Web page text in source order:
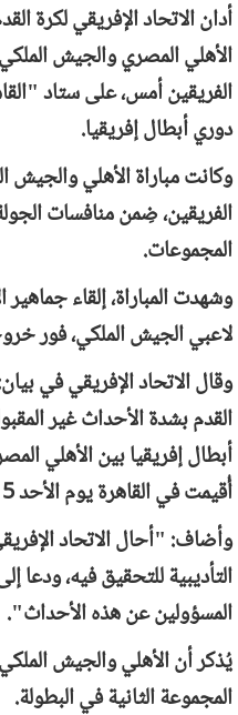
أدان الاتحاد الإفريقي لكرة
الأهلي المصري والجيش
الفريقين أمس، على ستاد
دوري أبطال إفريقيا.
وكانت مباراة الأهلي والجيش
الفريقين، ضِمن منافسات
المجموعات.
وشهدت المباراة، إلقاء
لاعبي الجيش الملكي، فور
وقال الاتحاد الإفريقي في
القدم بشدة الأحداث غير
أبطال إفريقيا بين الأهلي
أُقيمت في القاهرة يوم الأحد 15 فبراير 2026".
وأضاف: "أحال الاتحاد
التأديبية للتحقيق فيه، ودعا
المسؤولين عن هذه الأحداث".
يُذكر أن الأهلي والجيش
المجموعة الثانية في البطولة.